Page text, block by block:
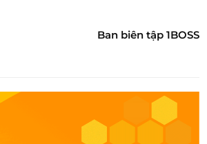
Ban biên tập 1BOSS